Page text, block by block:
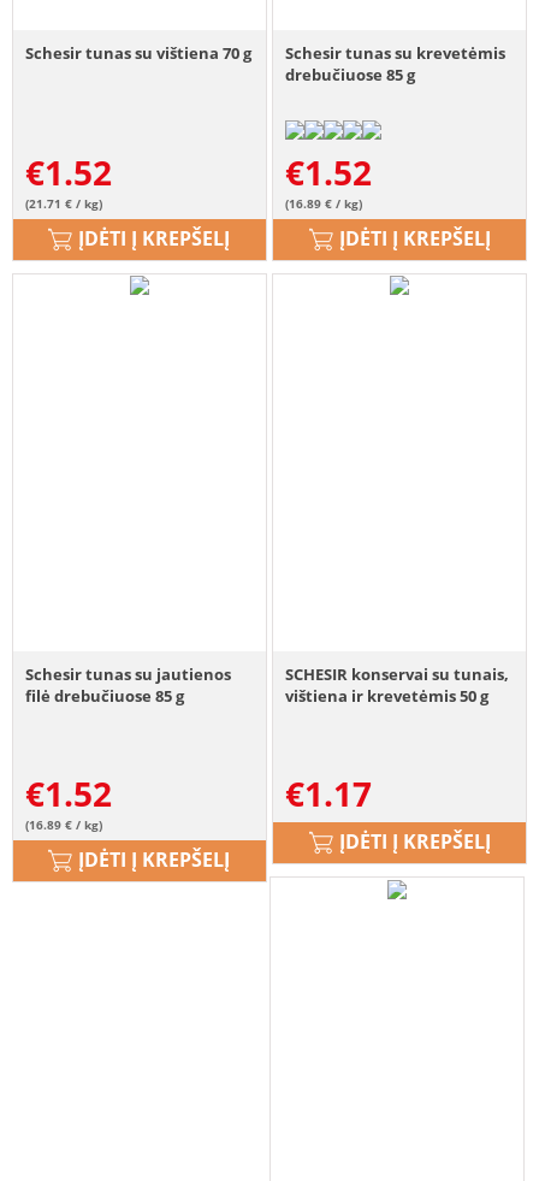
Schesir tunas su vištiena 70 g
€1.52
(21.71 € / kg)
ĮDĖTI Į KREPŠELĮ
Schesir tunas su krevetėmis
drebučiuose 85 g
€1.52
(16.89 € / kg)
ĮDĖTI Į KREPŠELĮ
Schesir tunas su jautienos
filė drebučiuose 85 g
€1.52
(16.89 € / kg)
ĮDĖTI Į KREPŠELĮ
SCHESIR konservai su tunais,
vištiena ir krevetėmis 50 g
€1.17
ĮDĖTI Į KREPŠELĮ